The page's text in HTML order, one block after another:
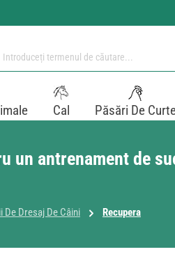
Cal Păsări De
un antrenament de
De Dresaj De Câini Recupera